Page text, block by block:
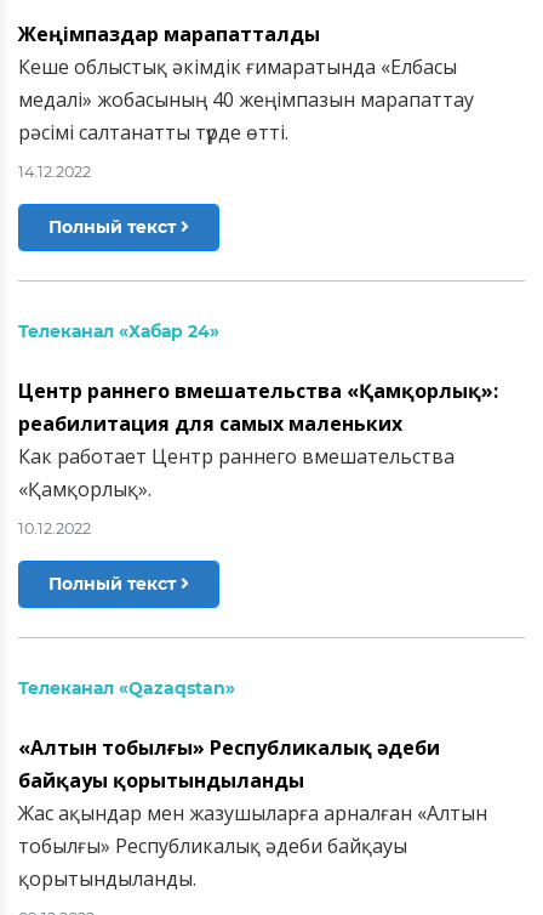
Жеңімпаздар марапатталды
Кеше облыстық әкімдік ғимаратында «Елбасы
медалі» жобасының 40 жеңімпазын марапаттау
рәсімі салтанатты түрде өтті.
14.12.2022
Полный текст
Телеканал «Хабар 24»
Центр раннего вмешательства «Қамқорлық»:
реабилитация для самых маленьких
Как работает Центр раннего вмешательства
«Қамқорлық».
10.12.2022
Полный текст
Телеканал «Qazaqstan»
«Алтын тобылғы» Республикалық әдеби
байқауы қорытындыланды
Жас ақындар мен жазушыларға арналған «Алтын
тобылғы» Республикалық әдеби байқауы
қорытындыланды.